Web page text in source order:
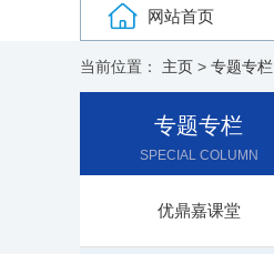
网站首页
当前位置： 主页 > 专题专栏
专题专栏
SPECIAL COLUMN
优鼎嘉课堂